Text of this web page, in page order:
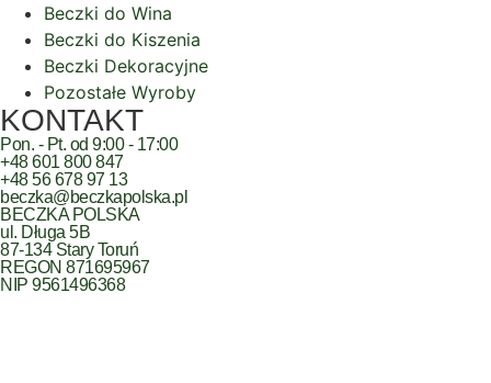
Beczki do Wina
Beczki do Kiszenia
Beczki Dekoracyjne
Pozostałe Wyroby
KONTAKT
Pon. - Pt. od 9:00 - 17:00
+48 601 800 847
+48 56 678 97 13
beczka@beczkapolska.pl
BECZKA POLSKA
ul. Długa 5B
87-134 Stary Toruń
REGON 871695967
NIP 9561496368